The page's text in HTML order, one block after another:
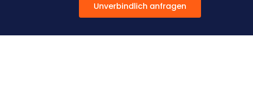
Unverbindlich anfragen